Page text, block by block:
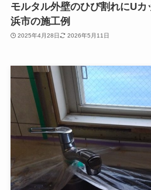
モルタル外壁のひび割れにU
浜市の施工例
2025年4月28日 2026年5月11日